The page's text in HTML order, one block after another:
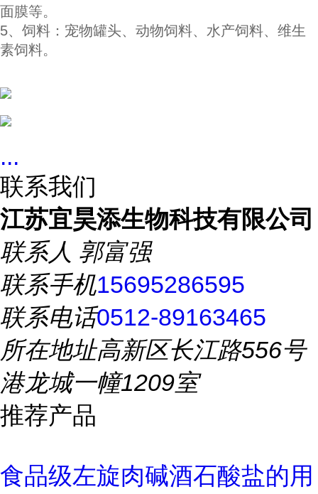
面膜等。
5、饲料：宠物罐头、动物饲料、水产饲料、维生
素饲料。
...
联系我们
江苏宜昊添生物科技有限公司
联系人 郭富强
联系手机15695286595
联系电话0512-89163465
所在地址高新区长江路556号
港龙城一幢1209室
推荐产品
食品级左旋肉碱酒石酸盐的用